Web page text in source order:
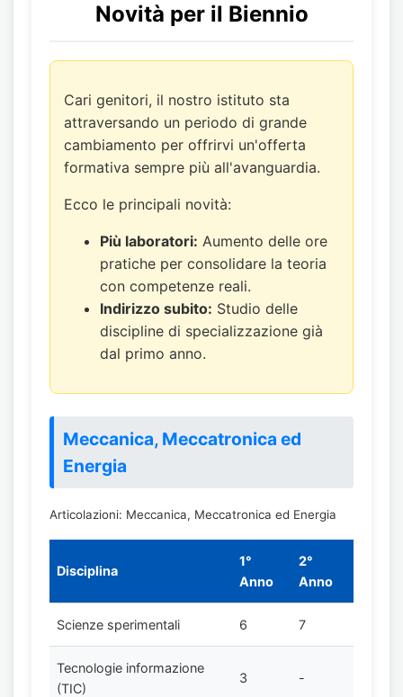
Novità per il Biennio
Cari genitori, il nostro istituto sta
attraversando un periodo di grande
cambiamento per offrirvi un'offerta
formativa sempre più all'avanguardia.
Ecco le principali novità:
Più laboratori: Aumento delle ore
pratiche per consolidare la teoria
con competenze reali.
Indirizzo subito: Studio delle
discipline di specializzazione già
dal primo anno.
Meccanica, Meccatronica ed
Energia
Articolazioni: Meccanica, Meccatronica ed Energia
Disciplina
1°
Anno
2°
Anno
Scienze sperimentali 6 7
Tecnologie informazione
(TIC)
3 -